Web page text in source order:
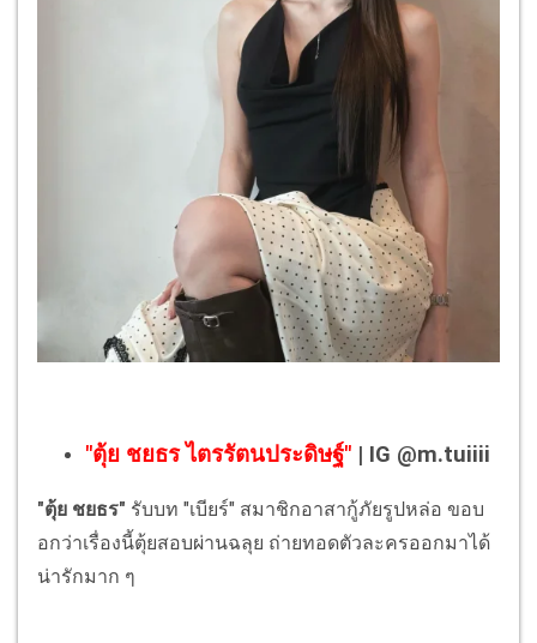
"ตุ้ย ชยธร ไตรรัตนประดิษฐ์" | IG @m.tuiiii
"ตุ้ย ชยธร" รับบท "เบียร์" สมาชิกอาสากู้ภัยรูปหล่อ ขอบ
อกว่าเรื่องนี้ตุ้ยสอบผ่านฉลุย ถ่ายทอดตัวละครออกมาได้
น่ารักมาก ๆ